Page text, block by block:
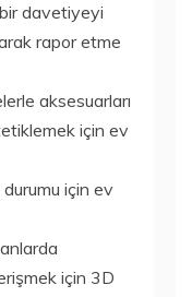
davetiyeyi
rapor etme
aksesuarları
için ev
için ev
için 3D